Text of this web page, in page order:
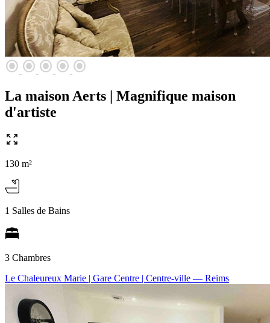
radio_button_checked radio_button_checked radio_button_checked radio_button_checked radio_button_checked
La maison Aerts | Magnifique maison
d'artiste
130 m²
1 Salles de Bains
3 Chambres
Le Chaleureux Marie | Gare Centre | Centre-ville — Reims